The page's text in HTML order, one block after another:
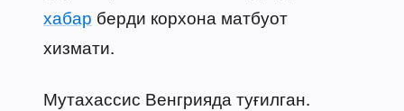
хабар берди корхона матбуот
хизмати.
Мутахассис Венгрияда туғилган.